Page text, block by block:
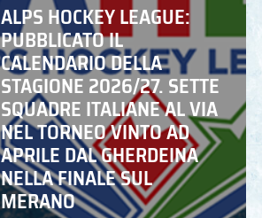
ALPS HOCKEY LEAGUE:
PUBBLICATO IL
CALENDARIO DELLA
STAGIONE 2026/27. SETTE
SQUADRE ITALIANE AL VIA
NEL TORNEO VINTO AD
APRILE DAL GHERDEINA
NELLA FINALE SUL
MERANO